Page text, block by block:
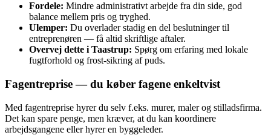
Fordele: Mindre administrativt arbejde fra din side, god
balance mellem pris og tryghed.
Ulemper: Du overlader stadig en del beslutninger til
entreprenøren — få altid skriftlige aftaler.
Overvej dette i Taastrup: Spørg om erfaring med lokale
fugtforhold og frost‑sikring af puds.
Fagentreprise — du køber fagene enkeltvist
Med fagentreprise hyrer du selv f.eks. murer, maler og stilladsfirma.
Det kan spare penge, men kræver, at du kan koordinere
arbejdsgangene eller hyrer en byggeleder.